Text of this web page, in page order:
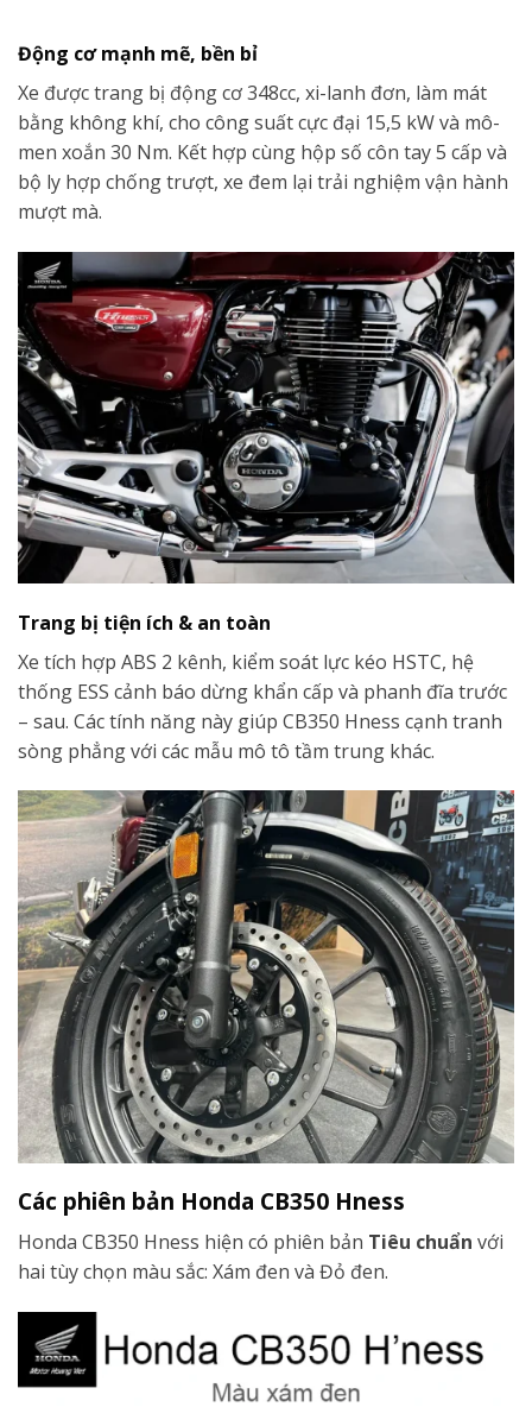
Động cơ mạnh mẽ, bền bỉ
Xe được trang bị động cơ 348cc, xi-lanh đơn, làm mát
bằng không khí, cho công suất cực đại 15,5 kW và mô-
men xoắn 30 Nm. Kết hợp cùng hộp số côn tay 5 cấp và
bộ ly hợp chống trượt, xe đem lại trải nghiệm vận hành
mượt mà.
Trang bị tiện ích & an toàn
Xe tích hợp ABS 2 kênh, kiểm soát lực kéo HSTC, hệ
thống ESS cảnh báo dừng khẩn cấp và phanh đĩa trước
– sau. Các tính năng này giúp CB350 Hness cạnh tranh
sòng phẳng với các mẫu mô tô tầm trung khác.
Các phiên bản Honda CB350 Hness
Honda CB350 Hness hiện có phiên bản Tiêu chuẩn với
hai tùy chọn màu sắc: Xám đen và Đỏ đen.